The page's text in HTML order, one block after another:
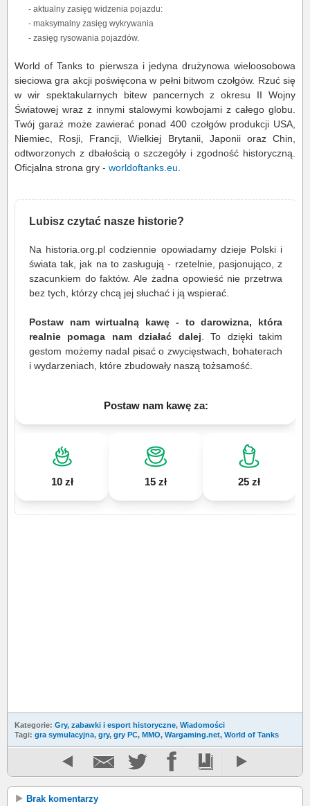
- aktualny zasięg widzenia pojazdu:
- maksymalny zasięg wykrywania
- zasięg rysowania pojazdów.
World of Tanks to pierwsza i jedyna drużynowa wieloosobowa
sieciowa gra akcji poświęcona w pełni bitwom czołgów. Rzuć się
w wir spektakularnych bitew pancernych z okresu II Wojny
Światowej wraz z innymi stalowymi kowbojami z całego globu.
Twój garaż może zawierać ponad 400 czołgów produkcji USA,
Niemiec, Rosji, Francji, Wielkiej Brytanii, Japonii oraz Chin,
odtworzonych z dbałością o szczegóły i zgodność historyczną.
Oficjalna strona gry - worldoftanks.eu
Lubisz czytać nasze historie?
Na historia.org.pl codziennie opowiadamy dzieje Polski i
świata tak, jak na to zasługują - rzetelnie, pasjonująco, z
szacunkiem do faktów. Ale żadna opowieść nie przetrwa
bez tych, którzy chcą jej słuchać i ją wspierać.
Postaw nam wirtualną kawę - to darowizna, która
realnie pomaga nam działać dalej . To dzięki takim
gestom możemy nadal pisać o zwycięstwach, bohaterach
i wydarzeniach, które zbudowały naszą tożsamość.
Postaw nam kawę za:
10 zł 15 zł 25 zł
Kategorie: Gry, zabawki i esport historyczne, Wiadomości
Tagi: gra symulacyjna, gry, gry PC, MMO, Wargaming.net, World of Tanks
Brak komentarzy